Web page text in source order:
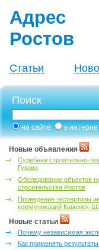
Адрес
Ростов
Статьи
Поиск
на сайте в
Новые объявления
Судебная строительно-
Гуково
Обследование объектов
строительства Ростов
Проведение экспертизы
коммуникаций Каменск-
Новые статьи
Почему независимая
Как применять